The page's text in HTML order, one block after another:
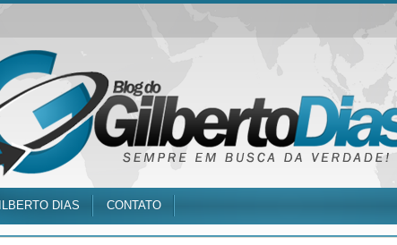
DIAS CONTATO